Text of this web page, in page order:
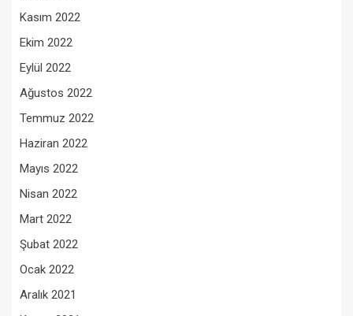
Kasım 2022
Ekim 2022
Eylül 2022
Ağustos 2022
Temmuz 2022
Haziran 2022
Mayıs 2022
Nisan 2022
Mart 2022
Şubat 2022
Ocak 2022
Aralık 2021